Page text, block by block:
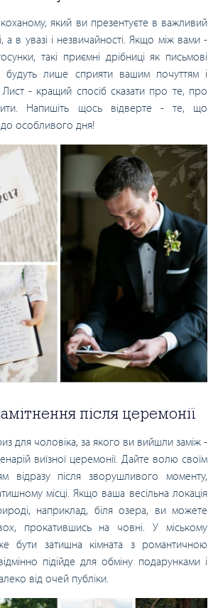
який ви презентуєте в важливий
а в увазі і незвичайності. Якщо між вами -
такі приємні дрібниці як письмові
будуть лише сприяти вашим почуттям і
- кращий спосіб сказати про те, про
Напишіть щось відверте - те, що
особливого дня!
після церемонії
для чоловіка, за якого ви вийшли заміж -
виїзної церемонії. Дайте волю своїм
відразу після зворушливого моменту,
місці. Якщо ваша весільна локація
наприклад, біля озера, ви можете
прокатившись на човні. У міському
бути затишна кімната з романтичною
підійде для обміну подарунками і
від очей публіки.